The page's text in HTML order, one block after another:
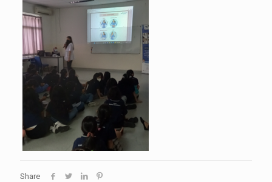
Share